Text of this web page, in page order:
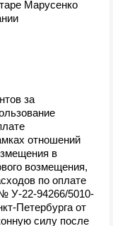
Марусенко
за
отношений
в
возмещения,
по оплате
У-22-94266/5010-
Петербурга от
силу после